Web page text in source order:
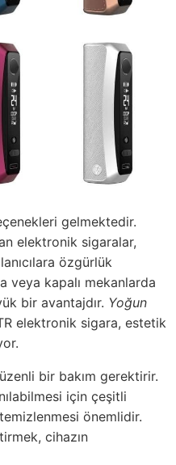
gelmektedir.
elektronik sigaralar,
özgürlük
veya kapalı mekanlarda
bir avantajdır. Yoğun
elektronik sigara, estetik
bir bakım gerektirir.
için çeşitli
önemlidir.
cihazın